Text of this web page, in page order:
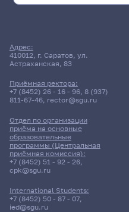
Расписание
Адрес:
410012, г. Саратов, ул.
Астраханская, 83
Приёмная ректора:
+7 (8452) 26 - 16 - 96, 8 (937)
811-67-46, rector@sgu.ru
Отдел по организации
приёма на основные
образовательные
программы (Центральная
приёмная комиссия):
+7 (8452) 51 - 92 - 26,
cpk@sgu.ru
International Students:
+7 (8452) 50 - 87 - 07,
ied@sgu.ru